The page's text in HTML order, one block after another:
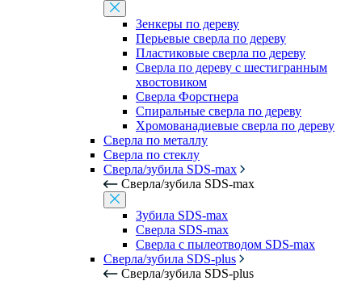
Зенкеры по дереву
Перьевые сверла по дереву
Пластиковые сверла по дереву
Сверла по дереву с шестигранным
хвостовиком
Сверла Форстнера
Спиральные сверла по дереву
Хромованадиевые сверла по дереву
Сверла по металлу
Сверла по стеклу
Сверла/зубила SDS-max
Сверла/зубила SDS-max
Зубила SDS-max
Сверла SDS-max
Сверла с пылеотводом SDS-max
Сверла/зубила SDS-plus
Сверла/зубила SDS-plus